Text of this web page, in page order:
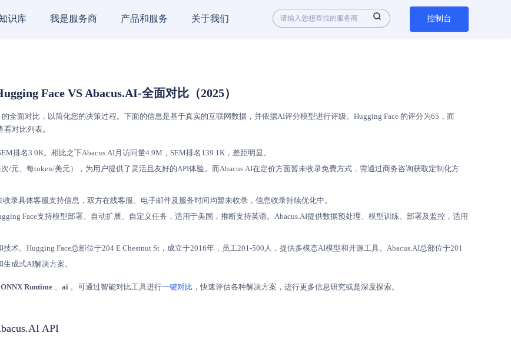
识库 我是服务商 产品和服务 关于我们 控制台
Face VS Abacus.AI-全面对比（2025）
的全面对比，以简化您的决策过程。下面的信息是基于真实的互联网数据，并依据AI评分模型进行评级。Hugging Face 的评分为65，而
对比列表。
排名3.0K。相比之下Abacus.AI月访问量4.9M，SEM排名139.1K，差距明显。
/元、每token/美元），为用户提供了灵活且友好的API体验。而Abacus.AI在定价方面暂未收录免费方式，需通过商务咨询获取定制化方
录具体客服支持信息，双方在线客服、电子邮件及服务时间均暂未收录，信息收录持续优化中。
Face支持模型部署、自动扩展、自定义任务，适用于美国，推断支持英语。Abacus.AI提供数据预处理、模型训练、部署及监控，适用
术。Hugging Face总部位于204 E Chestnut St，成立于2016年，员工201-500人，提供多模态AI模型和开源工具。Abacus.AI总部位于201
成式AI解决方案。
ONNX Runtime 、 ai 。可通过智能对比工具进行一键对比 ，快速评估各种解决方案，进行更多信息研究或是深度探索。
API